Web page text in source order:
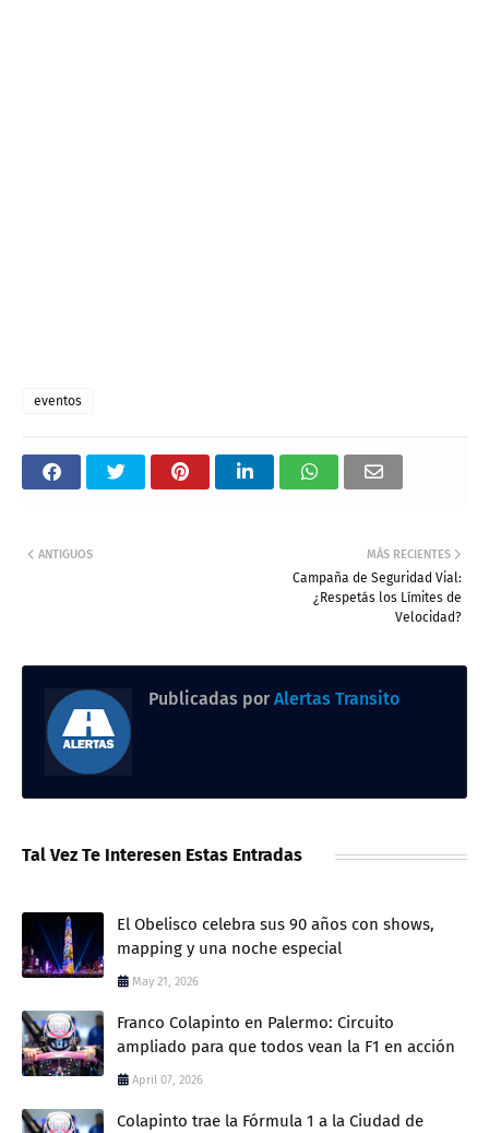
eventos
MÁS RECIENTES
Campaña de Seguridad Vial:
¿Respetás los Límites de
Velocidad?
ANTIGUOS
Publicadas por Alertas Transito
Tal Vez Te Interesen Estas Entradas
El Obelisco celebra sus 90 años con shows,
mapping y una noche especial
May 21, 2026
Franco Colapinto en Palermo: Circuito
ampliado para que todos vean la F1 en acción
April 07, 2026
Colapinto trae la Fórmula 1 a la Ciudad de